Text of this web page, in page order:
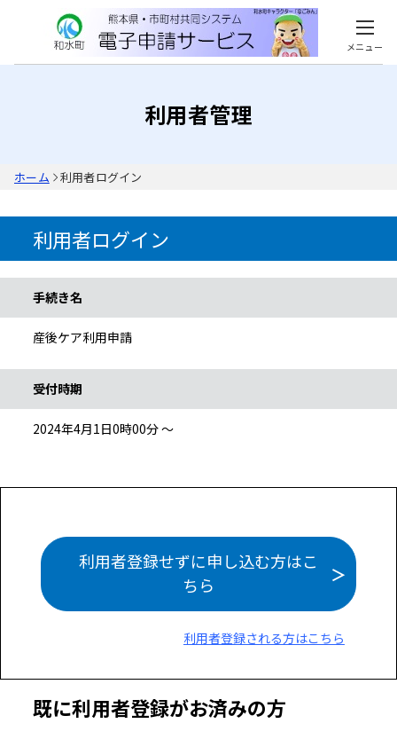
メニュー
利用者管理
ホーム 利用者ログイン
利用者ログイン
手続き名
産後ケア利用申請
受付時期
2024年4月1日0時00分 ～
利用者登録せずに申し込む方はこ
ちら
利用者登録される方はこちら
既に利用者登録がお済みの方